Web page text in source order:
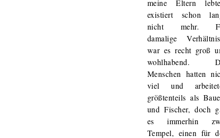
meine Eltern
existiert schon
nicht mehr.
damalige
war es recht groß
wohlhabend.
Menschen hatten
viel und
größtenteils als
und Fischer, doch
es immerhin
Tempel, einen für